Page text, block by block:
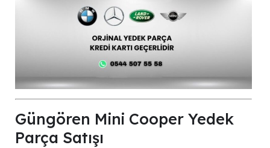
Güngören Mini Cooper Yedek
Parça Satışı